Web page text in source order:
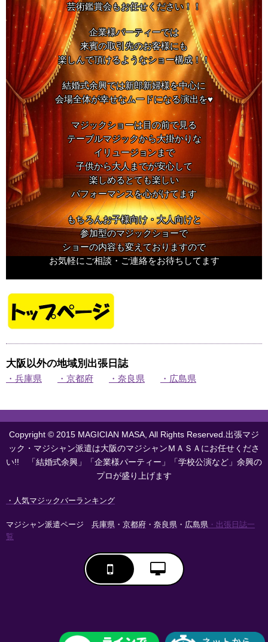
芸術鑑賞会もお任せください！！
企業様パーティーでは
来賓の取引先のお客様にも
楽しんで頂けるようなショー構成！！
結婚式余興では新郎新婦様を中心に
会場全体が幸せなムードになる演出を♥
マジックショーは目の前で見る
テーブルマジックから大掛かりな
イリュージョンまで
子供から大人までが安心して
楽しめるとても楽しい
パフォーマンスを心がけてます
もちろんお子様向け・大人向けと
参加型のマジックショーで
ショーの内容も変えておりますので
お気軽にご相談・ご連絡をお待ちしてます
大阪以外の地域別出張日誌
・兵庫県 ・京都府 ・奈良県 ・広島県
Copyright © 2015 MAGICIAN MASA, All Rights Reserved.出張マジ
ック・マジシャン派遣は大阪のマジシャンＭＡＳＡにお任せくださ
い!! 「結婚式余興」「企業様パーティー」「学校公演など」余興の
プロが盛り上げます
・人気マジックバーランキング
マジシャン派遣ページ 兵庫県 ・ 京都府 ・ 奈良県 ・ 広島県 ・出張日誌一
覧